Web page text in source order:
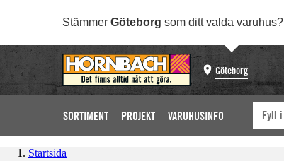
Stämmer Göteborg som ditt valda varuhus?
Göteborg
SORTIMENT PROJEKT VARUHUSINFO
Startsida